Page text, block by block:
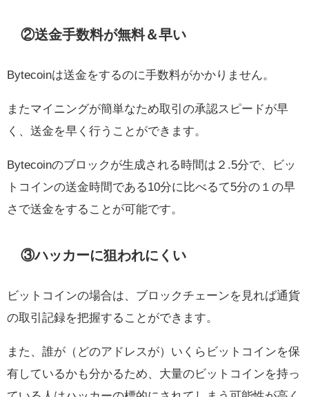
②送金手数料が無料＆早い
Bytecoinは送金をするのに手数料がかかりません。
またマイニングが簡単なため取引の承認スピードが早
く、送金を早く行うことができます。
Bytecoinのブロックが生成される時間は２.5分で、ビッ
トコインの送金時間である10分に比べるて5分の１の早
さで送金をすることが可能です。
③ハッカーに狙われにくい
ビットコインの場合は、ブロックチェーンを見れば通貨
の取引記録を把握することができます。
また、誰が（どのアドレスが）いくらビットコインを保
有しているかも分かるため、大量のビットコインを持っ